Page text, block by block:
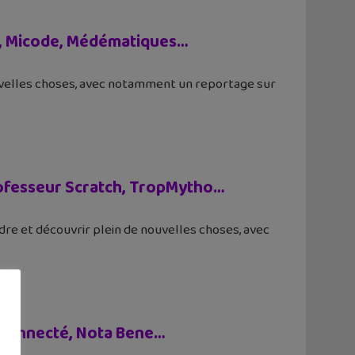
Micode, Médématiques…
choses, avec notamment un reportage sur
Scratch, TropMytho…
et découvrir plein de nouvelles choses, avec
Nota Bene…
x